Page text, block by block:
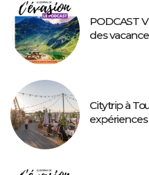
PODCAST
des
Citytrip à
expériences